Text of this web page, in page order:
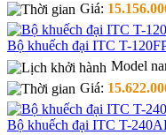
Giá:
Bộ khuếch đại ITC T-
Model
Giá:
Bộ khuếch đại ITC T-